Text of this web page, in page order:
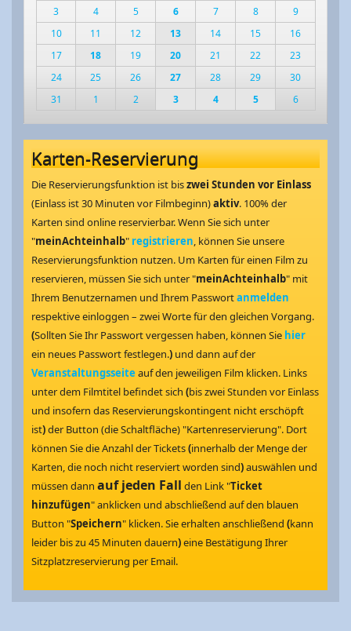
3
4 5 6 7 8
9
10
11 12 13 14 15
16
17
18 19 20 21 22
23
24
25 26 27 28 29
30
31
1 2 3 4 5 6
Karten-Reservierung
Die Reservierungsfunktion ist biszwei Stunden vor Einlass
(Einlass ist 30 Minuten vor Filmbeginn)aktiv. 100% der
Karten sind online reservierbar. Wenn Sie sich unter
"meinAchteinhalb" registrieren, können Sie unsere
Reservierungsfunktion nutzen. Um Karten für einen Film zu
reservieren, müssen Sie sich unter "meinAchteinhalb" mit
Ihrem Benutzernamen und Ihrem Passwortanmelden
respektive einloggen – zwei Worte für den gleichen Vorgang.
(Sollten Sie Ihr Passwort vergessen haben, können Sie hier
ein neues Passwort festlegen.) und dann auf der
Veranstaltungsseiteauf den jeweiligen Film klicken. Links
unter dem Filmtitel befindet sich (bis zwei Stunden vor Einlass
und insofern das Reservierungskontingent nicht erschöpft
ist)der Button (die Schaltfläche) "Kartenreservierung". Dort
können Sie die Anzahl der Tickets(innerhalb der Menge der
Karten, die noch nicht reserviert worden sind)auswählen und
müssen dann auf jeden Fall den Link "Ticket
hinzufügen" anklicken und abschließend auf den blauen
Button "Speichern" klicken. Sie erhalten anschließend (kann
leider bis zu 45 Minuten dauern)eine Bestätigung Ihrer
Sitzplatzreservierung per Email.